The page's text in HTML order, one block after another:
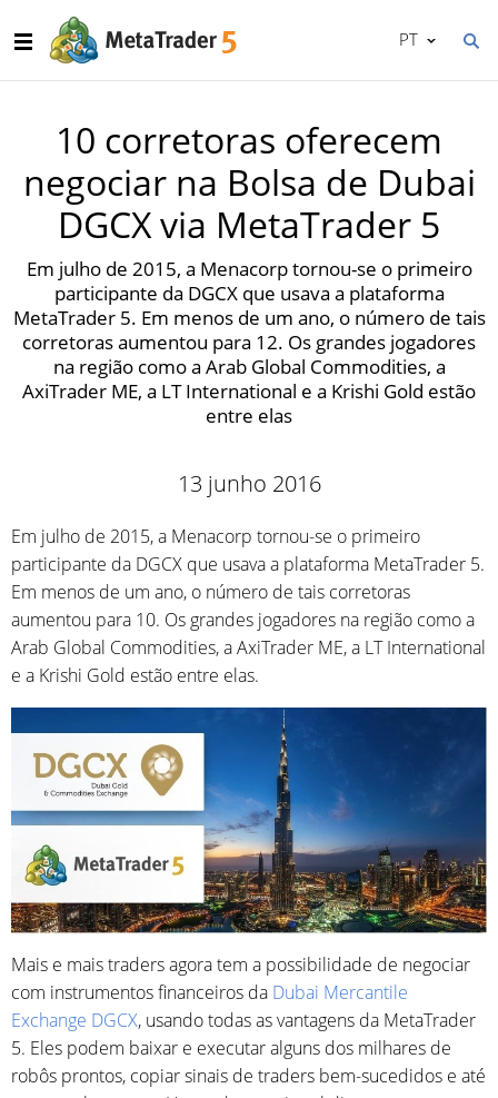
PT
10 corretoras oferecem
negociar na Bolsa de Dubai
DGCX via MetaTrader 5
Em julho de 2015, a Menacorp tornou-se o primeiro
participante da DGCX que usava a plataforma
MetaTrader 5. Em menos de um ano, o número de tais
corretoras aumentou para 12. Os grandes jogadores
na região como a Arab Global Commodities, a
AxiTrader ME, a LT International e a Krishi Gold estão
entre elas
13 junho 2016
Em julho de 2015, a Menacorp tornou-se o primeiro
participante da DGCX que usava a plataforma MetaTrader 5.
Em menos de um ano, o número de tais corretoras
aumentou para 10. Os grandes jogadores na região como a
Arab Global Commodities, a AxiTrader ME, a LT International
e a Krishi Gold estão entre elas.
Mais e mais traders agora tem a possibilidade de negociar
com instrumentos financeiros da Dubai Mercantile
Exchange DGCX, usando todas as vantagens da MetaTrader
5. Eles podem baixar e executar alguns dos milhares de
robôs prontos, copiar sinais de traders bem-sucedidos e até